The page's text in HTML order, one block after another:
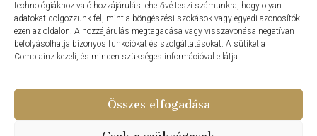
technológiákhoz való hozzájárulás lehetővé teszi számunkra, hogy olyan
adatokat dolgozzunk fel, mint a böngészési szokások vagy egyedi azonosítók
ezen az oldalon. A hozzájárulás megtagadása vagy visszavonása negatívan
befolyásolhatja bizonyos funkciókat és szolgáltatásokat. A sütiket a
Complainz kezeli, és minden szükséges információval ellátja.
Összes elfogadása
ÉS ELADÓI NÉZŐPONTBÓL?
MILYEN KÖLTSÉGEKKEL KELL SZÁMOLNUNK
INGATLANVÁSÁRLÁS SORÁN?